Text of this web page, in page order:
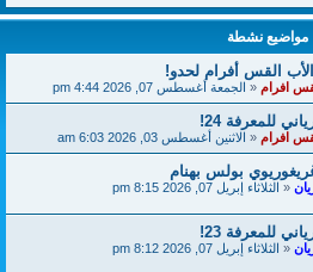
مواضيع نشطة
القس أفرام لحدو!
افرام « الجمعة أغسطس 07, 2026 4:44 pm
للمعرفة 24!
افرام « الاثنين أغسطس 03, 2026 6:03 am
بولس بهنام
« الثلاثاء إبريل 07, 2026 8:15 pm
للمعرفة 23!
« الثلاثاء إبريل 07, 2026 8:12 pm